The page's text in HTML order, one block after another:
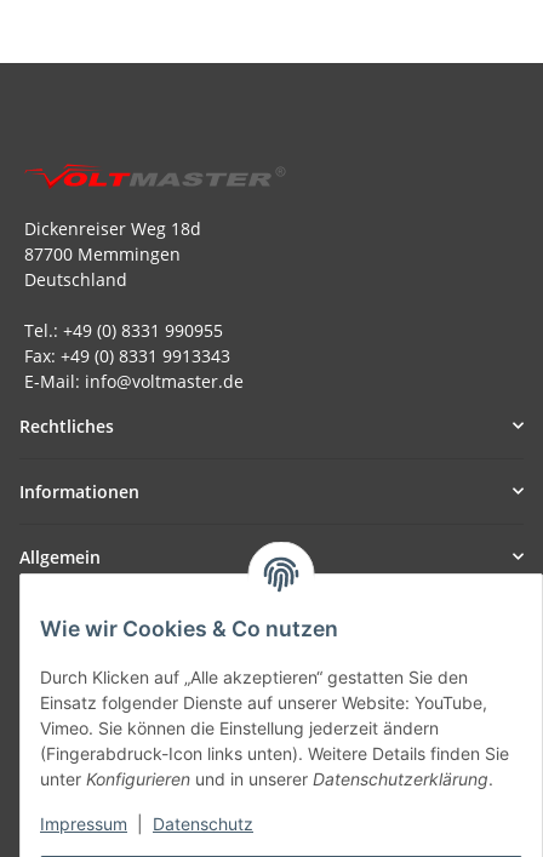
Wie wir Cookies & Co nutzen
Durch Klicken auf „Alle akzeptieren“ gestatten Sie den
Einsatz folgender Dienste auf unserer Website: YouTube,
Vimeo. Sie können die Einstellung jederzeit ändern
(Fingerabdruck-Icon links unten). Weitere Details finden Sie
unter Konfigurieren und in unserer Datenschutzerklärung.
Impressum Datenschutz
Dickenreiser Weg 18d
87700 Memmingen
Deutschland
Tel.: +49 (0) 8331 990955
Fax: +49 (0) 8331 9913343
E-Mail: info@voltmaster.de
Rechtliches
Informationen
Allgemein
Teil unseres Netzwerks:
Vertrag widerrufen